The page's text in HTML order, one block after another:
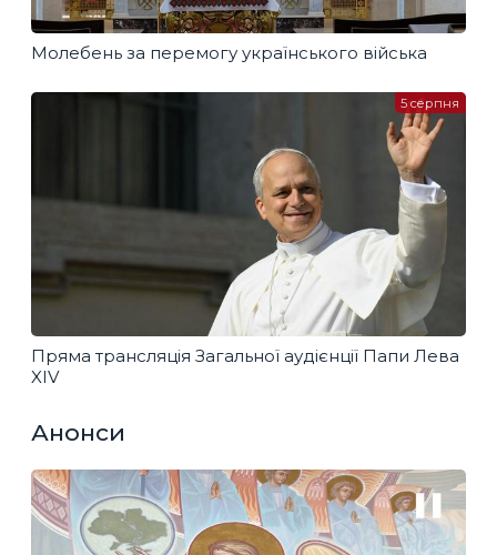
Молебень за перемогу українського війська
Пряма трансляція Загальної аудієнції Папи Лева
XIV
5 серпня
Анонси